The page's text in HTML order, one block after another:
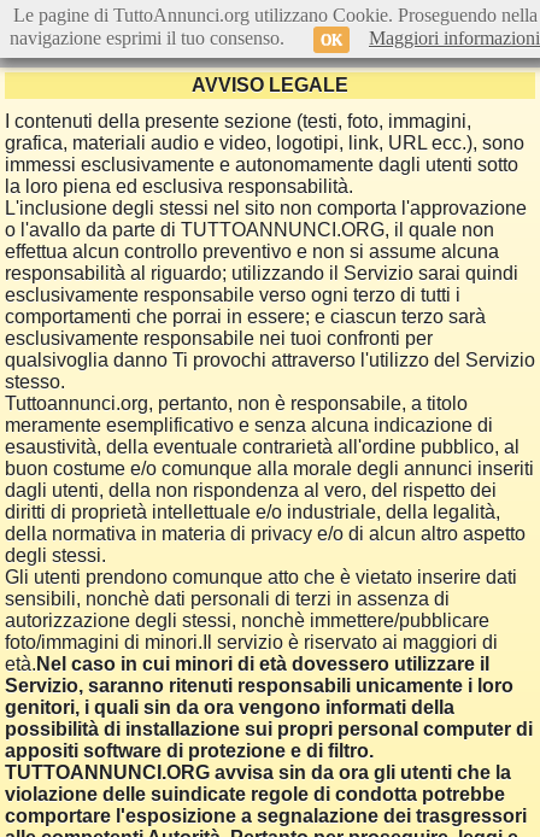
AVVISO LEGALE
I contenuti della presente sezione (testi, foto, immagini,
grafica, materiali audio e video, logotipi, link, URL ecc.), sono
immessi esclusivamente e autonomamente dagli utenti sotto
la loro piena ed esclusiva responsabilità.
L'inclusione degli stessi nel sito non comporta l'approvazione
o l'avallo da parte di TUTTOANNUNCI.ORG, il quale non
effettua alcun controllo preventivo e non si assume alcuna
responsabilità al riguardo; utilizzando il Servizio sarai quindi
esclusivamente responsabile verso ogni terzo di tutti i
comportamenti che porrai in essere; e ciascun terzo sarà
esclusivamente responsabile nei tuoi confronti per
qualsivoglia danno Ti provochi attraverso l'utilizzo del Servizio
stesso.
Tuttoannunci.org, pertanto, non è responsabile, a titolo
meramente esemplificativo e senza alcuna indicazione di
esaustività, della eventuale contrarietà all'ordine pubblico, al
buon costume e/o comunque alla morale degli annunci inseriti
dagli utenti, della non rispondenza al vero, del rispetto dei
diritti di proprietà intellettuale e/o industriale, della legalità,
della normativa in materia di privacy e/o di alcun altro aspetto
degli stessi.
Gli utenti prendono comunque atto che è vietato inserire dati
sensibili, nonchè dati personali di terzi in assenza di
autorizzazione degli stessi, nonchè immettere/pubblicare
foto/immagini di minori.Il servizio è riservato ai maggiori di
età. Nel caso in cui minori di età dovessero utilizzare il
Servizio, saranno ritenuti responsabili unicamente i loro
genitori, i quali sin da ora vengono informati della
possibilità di installazione sui propri personal computer di
appositi software di protezione e di filtro.
TUTTOANNUNCI.ORG avvisa sin da ora gli utenti che la
violazione delle suindicate regole di condotta potrebbe
comportare l'esposizione a segnalazione dei trasgressori
Le pagine di TuttoAnnunci.org utilizzano Cookie. Proseguendo nella
navigazione esprimi il tuo consenso.
OK Maggiori informazioni